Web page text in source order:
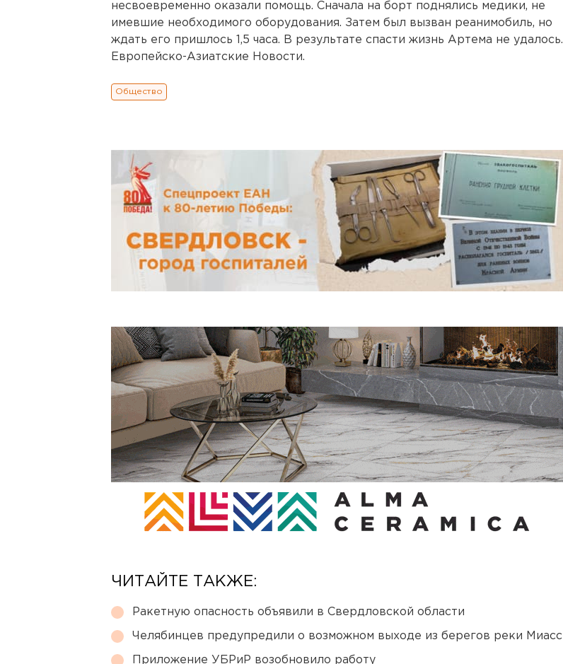
несвоевременно оказали помощь. Сначала на борт поднялись медики, не
имевшие необходимого оборудования. Затем был вызван реанимобиль, но
ждать его пришлось 1,5 часа. В результате спасти жизнь Артема не удалось.
Европейско-Азиатские Новости.
Общество
ЧИТАЙТЕ ТАКЖЕ:
Ракетную опасность объявили в Свердловской области
Челябинцев предупредили о возможном выходе из берегов реки Миасс
Приложение УБРиР возобновило работу